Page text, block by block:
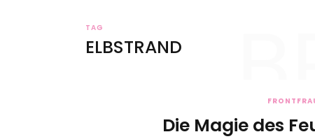
TAG
ELBSTRAND
Die Magie des